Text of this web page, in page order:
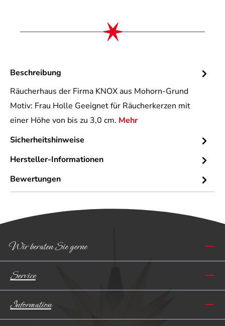
Beschreibung
Räucherhaus der Firma KNOX aus Mohorn-Grund
Motiv: Frau Holle Geeignet für Räucherkerzen mit
einer Höhe von bis zu 3,0 cm. Mehr
Sicherheitshinweise
Hersteller-Informationen
Bewertungen
Wir beraten Sie gerne
Service
Information